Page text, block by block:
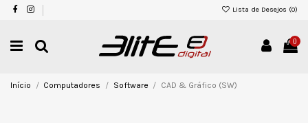
Lista de Desejos (0)
0
Início Computadores Software CAD & Gráfico (SW)